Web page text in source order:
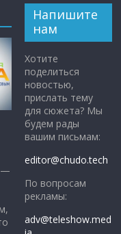
—
Напишите
нам
Хотите
поделиться
новостью,
прислать тему
для сюжета? Мы
будем рады
вашим письмам:
editor@chudo.tech
По вопросам
рекламы:
adv@teleshow.med